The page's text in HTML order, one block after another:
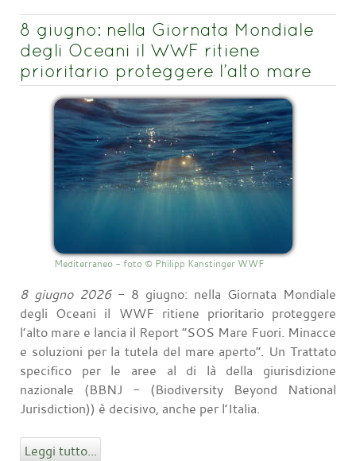
8 giugno: nella Giornata Mondiale
degli Oceani il WWF ritiene
prioritario proteggere l’alto mare
Mediterraneo - foto © Philipp Kanstinger WWF
8 giugno 2026- 8 giugno: nella Giornata Mondiale
degli Oceani il WWF ritiene prioritario proteggere
l’alto mare e lancia il Report “SOS Mare Fuori. Minacce
e soluzioni per la tutela del mare aperto”. Un Trattato
specifico per le aree al di là della giurisdizione
nazionale (BBNJ - (Biodiversity Beyond National
Jurisdiction)) è decisivo, anche per l’Italia.
Leggi tutto...